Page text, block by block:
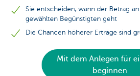
Sie entscheiden, wann der Betrag
gewählten Begünstigten geht
Die Chancen höherer Erträge sind
Mit dem Anlegen für
beginnen